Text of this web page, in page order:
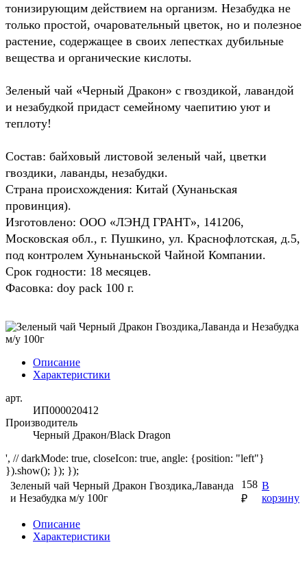
тонизирующим действием на организм. Незабудка не
только простой, очаровательный цветок, но и полезное
растение, содержащее в своих лепестках дубильные
вещества и органические кислоты.
Зеленый чай «Черный Дракон» с гвоздикой, лавандой
и незабудкой придаст семейному чаепитию уют и
теплоту!
Состав: байховый листовой зеленый чай, цветки
гвоздики, лаванды, незабудки.
Страна происхождения: Китай (Хунаньская
провинция).
Изготовлено: ООО «ЛЭНД ГРАНТ», 141206,
Московская обл., г. Пушкино, ул. Краснофлотская, д.5,
под контролем Хуньнаньской Чайной Компании.
Срок годности: 18 месяцев.
Фасовка: doy pack 100 г.
Описание
Характеристики
арт.
ИП000020412
Производитель
Черный Дракон/Black Dragon
', // darkMode: true, closeIcon: true, angle: {position: "left"}
}).show(); }); });
Зеленый чай Черный Дракон Гвоздика,Лаванда
и Незабудка м/у 100г
158
₽
В
корзину
Описание
Характеристики